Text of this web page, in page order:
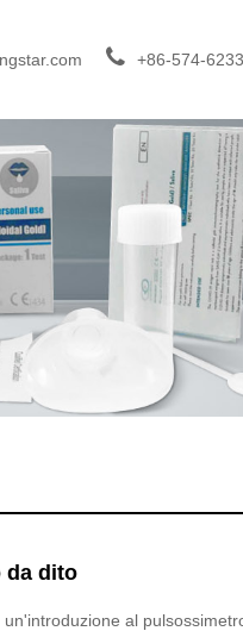
+86-574-
da dito
al